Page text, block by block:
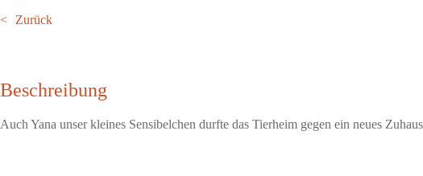
Zurück
Beschreibung
Auch Yana unser kleines Sensibelchen durfte das Tierheim gegen ein neues